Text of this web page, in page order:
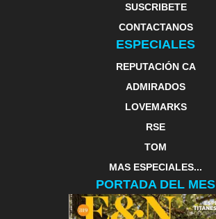
SUSCRIBETE
CONTACTANOS
ESPECIALES
REPUTACIÓN CA
ADMIRADOS
LOVEMARKS
RSE
TOM
MAS ESPECIALES...
PORTADA DEL MES